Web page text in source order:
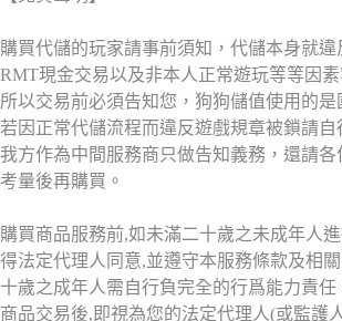
購買代儲的玩家請事前須知，代儲本身就違
RMT現金交易以及非本人正常遊玩等等因
所以交易前必須告知您，狗狗儲值使用的
若因正常代儲流程而違反遊戲規章被鎖請自
我方作為中間服務商只做告知義務，還請
考量後再購買。
購買商品服務前,如未滿二十歲之未成年人
得法定代理人同意,並遵守本服務條款及相
十歲之成年人需自行負完全的行爲能力責
商品交易後,即視為您的法定代理人(或監護